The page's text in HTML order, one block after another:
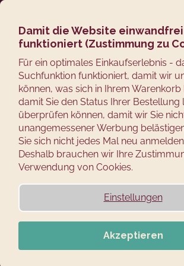
Damit die Website einwandfrei
funktioniert (Zustimmung zu
Für ein optimales Einkaufserlebnis -
Suchfunktion funktioniert, damit wir
können, was sich in Ihrem Warenkorb
damit Sie den Status Ihrer Bestellung
überprüfen können, damit wir Sie
unangemessener Werbung
Sie sich nicht jedes Mal neu
Deshalb brauchen wir Ihre
Verwendung von Cookies.
Einstellungen
Akzeptieren
Zum
springenZurück
zum
W
A
S
S
U
C
H
N
S